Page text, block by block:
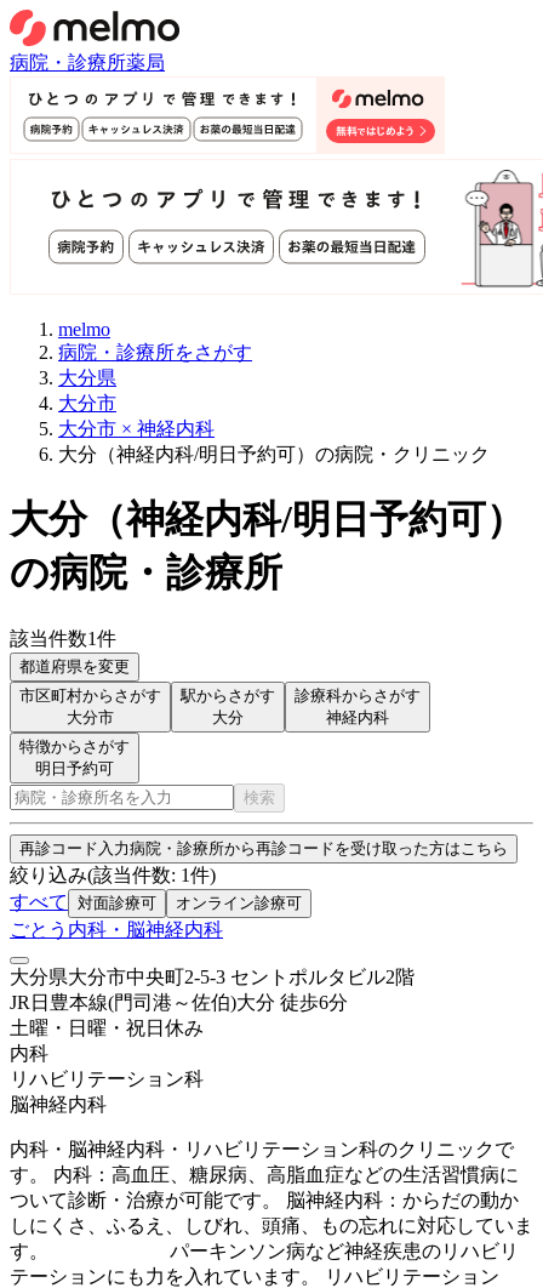
病院・診療所薬局
melmo
病院・診療所をさがす
大分県
大分市
大分市 × 神経内科
大分（神経内科/明日予約可）の病院・クリニック
大分（神経内科/明日予約可）
の病院・診療所
該当件数1件
都道府県を変更
市区町村からさがす
大分市
駅からさがす
大分
診療科からさがす
神経内科
特徴からさがす
明日予約可
検索
再診コード入力病院・診療所から再診コードを受け取った方はこちら
絞り込み(該当件数: 1件)
すべて
対面診療可 オンライン診療可
ごとう内科・脳神経内科
大分県大分市中央町2-5-3 セントポルタビル2階
JR日豊本線(門司港～佐伯)大分 徒歩6分
土曜・日曜・祝日 休み
内科
リハビリテーション科
脳神経内科
内科・脳神経内科・リハビリテーション科のクリニックで
す。 内科：高血圧、糖尿病、高脂血症などの生活習慣病に
ついて診断・治療が可能です。 脳神経内科：からだの動か
しにくさ、ふるえ、しびれ、頭痛、もの忘れに対応していま
す。 パーキンソン病など神経疾患のリハビリ
テーションにも力を入れています。 リハビリテーション